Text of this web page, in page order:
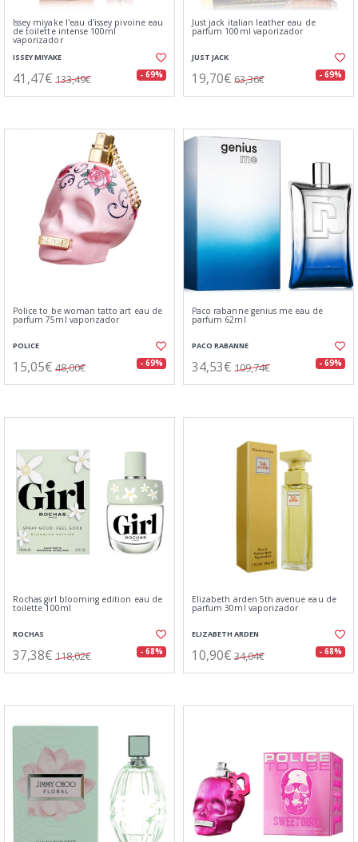
Issey miyake l'eau d'issey pivoine eau
de toilette intense 100ml
vaporizador
ISSEY MIYAKE
41,47€ 133,49€ - 69%
Just jack italian leather eau de
parfum 100ml vaporizador
JUST JACK
19,70€ 63,36€ - 69%
Police to be woman tatto art eau de
parfum 75ml vaporizador
POLICE
15,05€ 48,00€ - 69%
Paco rabanne genius me eau de
parfum 62ml
PACO RABANNE
34,53€ 109,74€ - 69%
Rochas girl blooming edition eau de
toilette 100ml
ROCHAS
37,38€ 118,02€ - 68%
Elizabeth arden 5th avenue eau de
parfum 30ml vaporizador
ELIZABETH ARDEN
10,90€ 34,04€ - 68%